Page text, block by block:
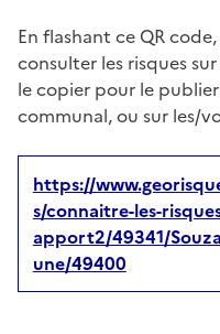
En flashant ce QR
consulter les risques
le copier pour le
communal, ou sur les/
https://
s/connaitre-les-
apport2/49341/
une/49400